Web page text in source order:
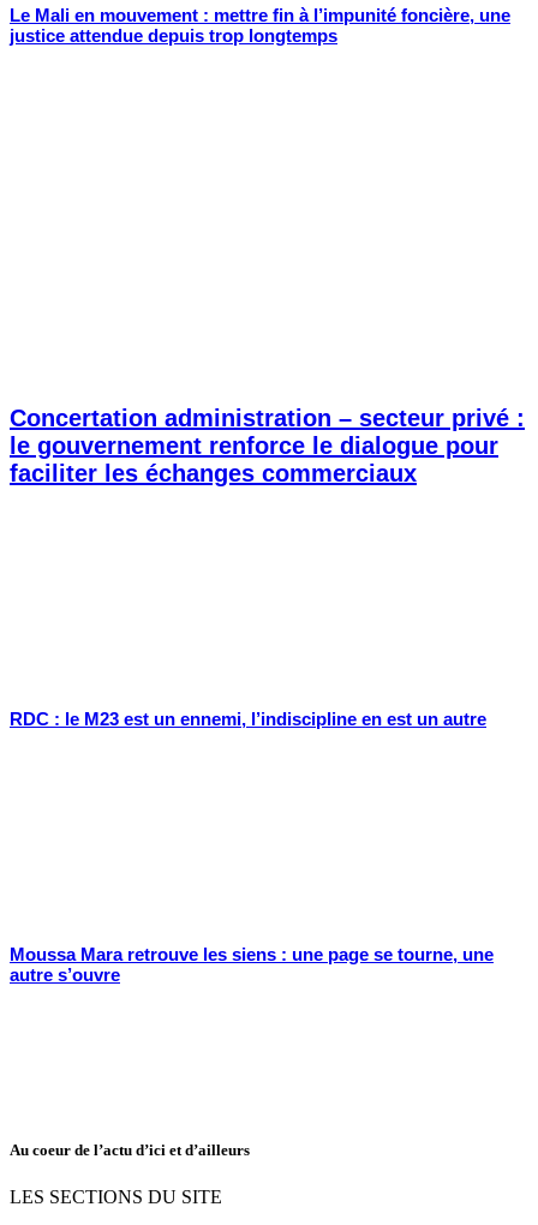
Le Mali en mouvement : mettre fin à l’impunité foncière, une
justice attendue depuis trop longtemps
Concertation administration – secteur privé :
le gouvernement renforce le dialogue pour
faciliter les échanges commerciaux
RDC : le M23 est un ennemi, l’indiscipline en est un autre
Moussa Mara retrouve les siens : une page se tourne, une
autre s’ouvre
Au coeur de l’actu d’ici et d’ailleurs
LES SECTIONS DU SITE